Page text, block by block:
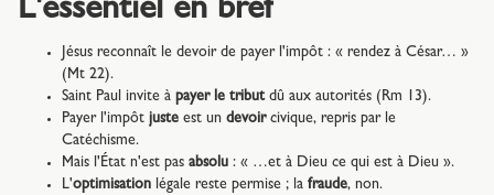
L'essentiel en bref
Jésus reconnaît le devoir de payer l'impôt : « rendez à César… »
(Mt 22).
Saint Paul invite à payer le tributdû aux autorités (Rm 13).
Payer l'impôt juste est un devoircivique, repris par le
Catéchisme.
Mais l'État n'est pas absolu : « …et à Dieu ce qui est à Dieu ».
L'optimisation légale reste permise ; la fraude, non.